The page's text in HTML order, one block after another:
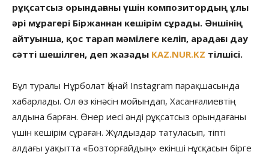
рұқсатсыз орындағаны үшін композитордың ұлы
әрі мұрагері Біржаннан кешірім сұрады. Әншінің
айтуынша, қос тарап мәмілеге келіп, арадағы дау
сәтті шешілген, деп жазады KAZ.NUR.KZ тілшісі.
Бұл туралы Нұрболат Қанай Instagram парақшасында
хабарлады. Ол өз кінәсін мойындап, Хасанғалиевтің
алдына барған. Өнер иесі әнді рұқсатсыз орындағаны
үшін кешірім сұраған. Жұлдыздар татуласып, тіпті
алдағы уақытта «Бозторғайдың» екінші нұсқасын бірге